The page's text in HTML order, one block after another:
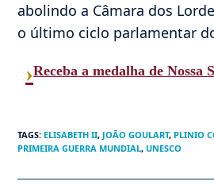
abolindo a Câmara dos
o último ciclo parlamentar
›Receba a medalha de Nossa
TAGS: ELISABETH II, JOÃO GOULART, PLINIO
PRIMEIRA GUERRA MUNDIAL, UNESCO